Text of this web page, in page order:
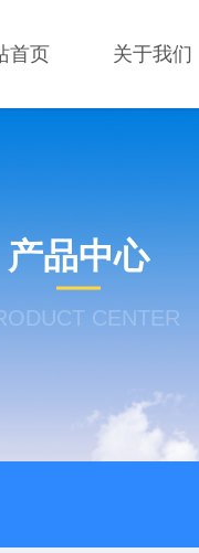
首页 关于我们
产品中心
CENTER
污染指数测定仪，携带